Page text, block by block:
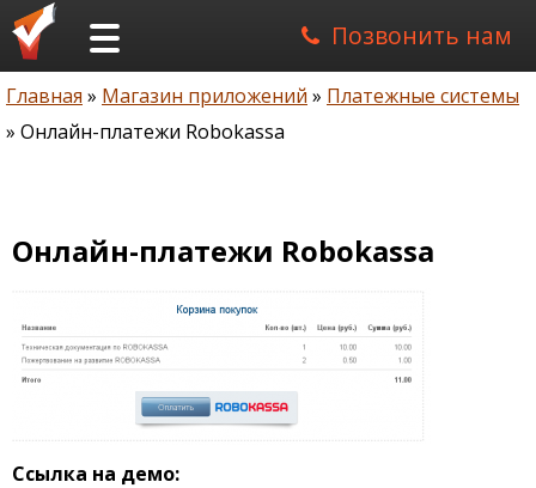
Позвонить нам
Строка
навигации
Главная Магазин приложений
Платежные системы
Онлайн-платежи Robokassa
Онлайн-платежи Robokassa
Ссылка на демо